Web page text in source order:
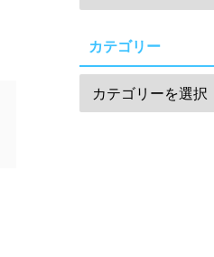
カテゴリー